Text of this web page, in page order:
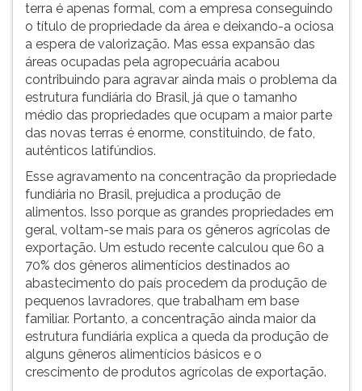
terra é apenas formal, com a empresa conseguindo
o título de propriedade da área e deixando-a ociosa
a espera de valorização. Mas essa expansão das
áreas ocupadas pela agropecuária acabou
contribuindo para agravar ainda mais o problema da
estrutura fundiária do Brasil, já que o tamanho
médio das propriedades que ocupam a maior parte
das novas terras é enorme, constituindo, de fato,
autênticos latifúndios.
Esse agravamento na concentração da propriedade
fundiária no Brasil, prejudica a produção de
alimentos. Isso porque as grandes propriedades em
geral, voltam-se mais para os gêneros agrícolas de
exportação. Um estudo recente calculou que 60 a
70% dos gêneros alimentícios destinados ao
abastecimento do país procedem da produção de
pequenos lavradores, que trabalham em base
familiar. Portanto, a concentração ainda maior da
estrutura fundiária explica a queda da produção de
alguns gêneros alimentícios básicos e o
crescimento de produtos agrícolas de exportação.